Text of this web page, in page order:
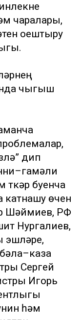
чаралары,
оештыру
чыгыш
дип
буенча
катнашу өчен
Шәймиев, РФ
Нургалиев,
эшләре,
Сергей
Игорь
һәм